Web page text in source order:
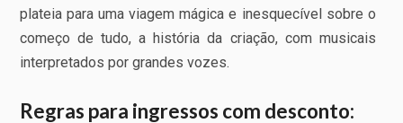
plateia para uma viagem mágica e inesquecível sobre o
começo de tudo, a história da criação, com musicais
interpretados por grandes vozes.
Regras para ingressos com desconto: